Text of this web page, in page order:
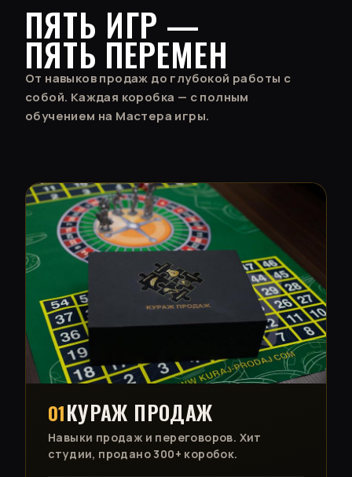
ПЯТЬ ИГР —
ПЯТЬ ПЕРЕМЕН
От навыков продаж до глубокой работы с
собой. Каждая коробка — с полным
обучением на Мастера игры.
01КУРАЖ ПРОДАЖ
Навыки продаж и переговоров. Хит
студии, продано 300+ коробок.